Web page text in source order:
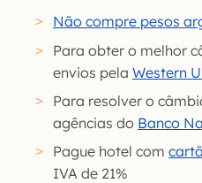
Não compre pesos
Para obter o melhor
envios pela Western
Para resolver o
agências do Banco
Pague hotel com
IVA de 21%